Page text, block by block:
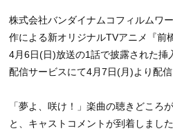
株式会社バンダイナムコフィルムワ
作による新オリジナルTVアニメ『前
4月6日(日)放送の1話で披露された挿
配信サービスにて4月7日(月)より配信
「夢よ、咲け！」楽曲の聴きどころ
と、キャストコメントが到着しました